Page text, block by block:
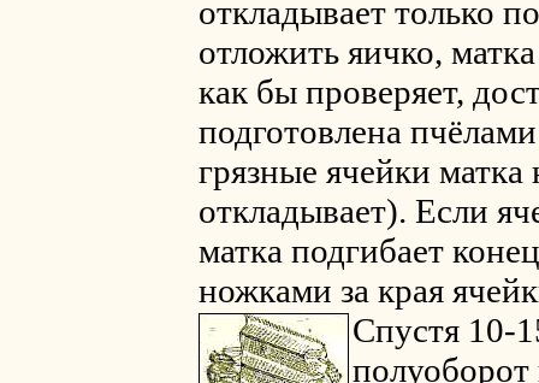
откладывает только
отложить яичко,
как бы проверяет,
подготовлена
грязные ячейки матка
откладывает). Если
матка подгибает
ножками за края
Спустя 10-